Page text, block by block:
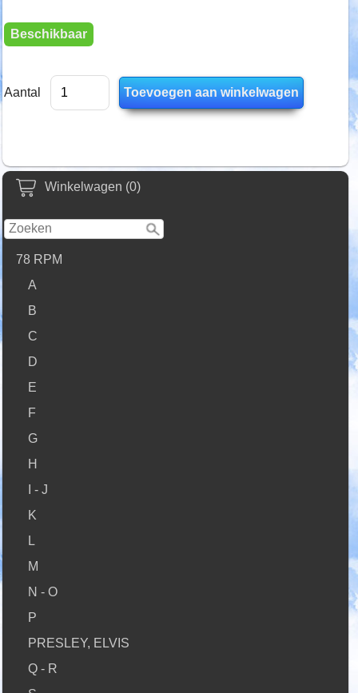
Winkelwagen (0)
78 RPM
A
B
C
D
E
F
G
H
I - J
K
L
M
N - O
P
PRESLEY, ELVIS
Q - R
Beschikbaar
Aantal